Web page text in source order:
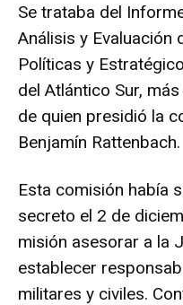
Se trataba del
Análisis y Evaluación
Políticas y
del Atlántico Sur,
de quien presidió la
Benjamín Rattenbach.
Esta comisión había
secreto el 2 de
misión asesorar a la
establecer
militares y civiles.